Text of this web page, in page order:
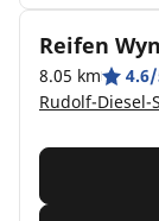
Reifen
8.05 km
Rudolf-Diesel-